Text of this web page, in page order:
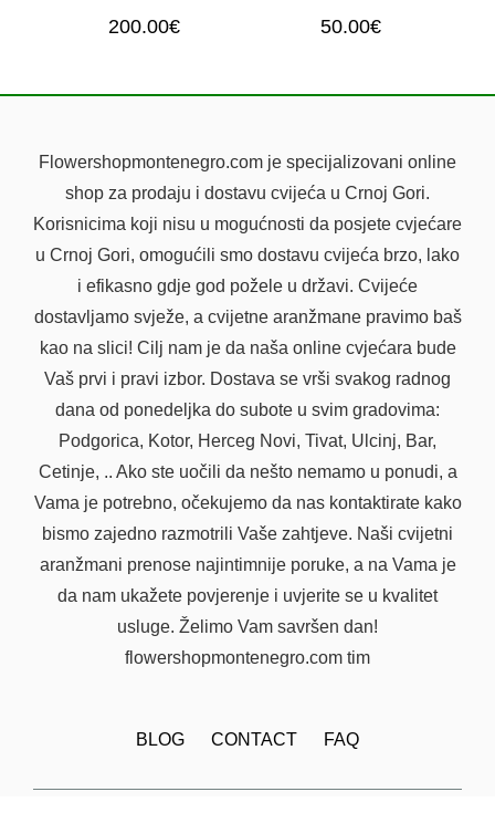
200.00€ 50.00€
Flowershopmontenegro.com je specijalizovani online
shop za prodaju i dostavu cvijeća u Crnoj Gori.
Korisnicima koji nisu u mogućnosti da posjete cvjećare
u Crnoj Gori, omogućili smo dostavu cvijeća brzo, lako
i efikasno gdje god požele u državi. Cvijeće
dostavljamo svježe, a cvijetne aranžmane pravimo baš
kao na slici! Cilj nam je da naša online cvjećara bude
Vaš prvi i pravi izbor. Dostava se vrši svakog radnog
dana od ponedeljka do subote u svim gradovima:
Podgorica, Kotor, Herceg Novi, Tivat, Ulcinj, Bar,
Cetinje, .. Ako ste uočili da nešto nemamo u ponudi, a
Vama je potrebno, očekujemo da nas kontaktirate kako
bismo zajedno razmotrili Vaše zahtjeve. Naši cvijetni
aranžmani prenose najintimnije poruke, a na Vama je
da nam ukažete povjerenje i uvjerite se u kvalitet
usluge. Želimo Vam savršen dan!
flowershopmontenegro.com tim
BLOG CONTACT FAQ